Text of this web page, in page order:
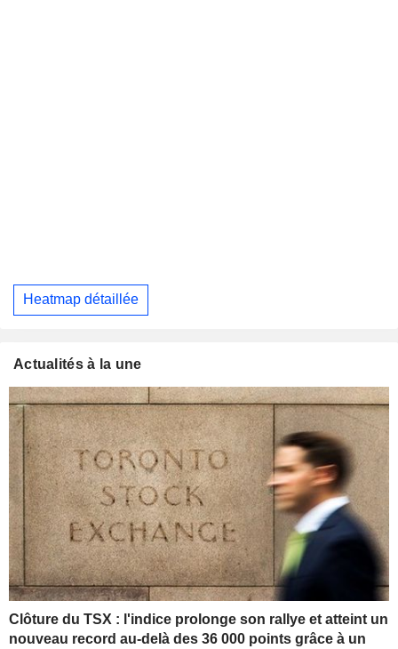
Heatmap détaillée
Actualités à la une
Clôture du TSX : l'indice prolonge son rallye et atteint un
nouveau record au-delà des 36 000 points grâce à un